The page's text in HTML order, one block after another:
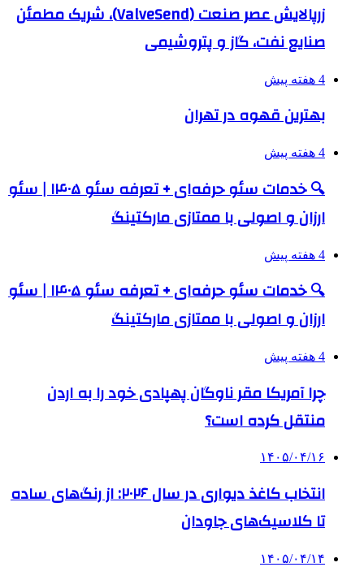
زرپالایش عصر صنعت (ValveSend)، شریک مطمئن
صنایع نفت، گاز و پتروشیمی
4 هفته پیش
بهترین قهوه در تهران
4 هفته پیش
🔍 خدمات سئو حرفه‌ای + تعرفه سئو ۱۴۰۵ | سئو
ارزان و اصولی با ممتازی مارکتینگ
4 هفته پیش
🔍 خدمات سئو حرفه‌ای + تعرفه سئو ۱۴۰۵ | سئو
ارزان و اصولی با ممتازی مارکتینگ
4 هفته پیش
چرا آمریکا مقر ناوگان پهپادی خود را به اردن
منتقل کرده است؟
۱۴۰۵/۰۴/۱۶
انتخاب کاغذ دیواری در سال ۲۰۲۶: از رنگ‌های ساده
تا کلاسیک‌های جاودان
۱۴۰۵/۰۴/۱۴